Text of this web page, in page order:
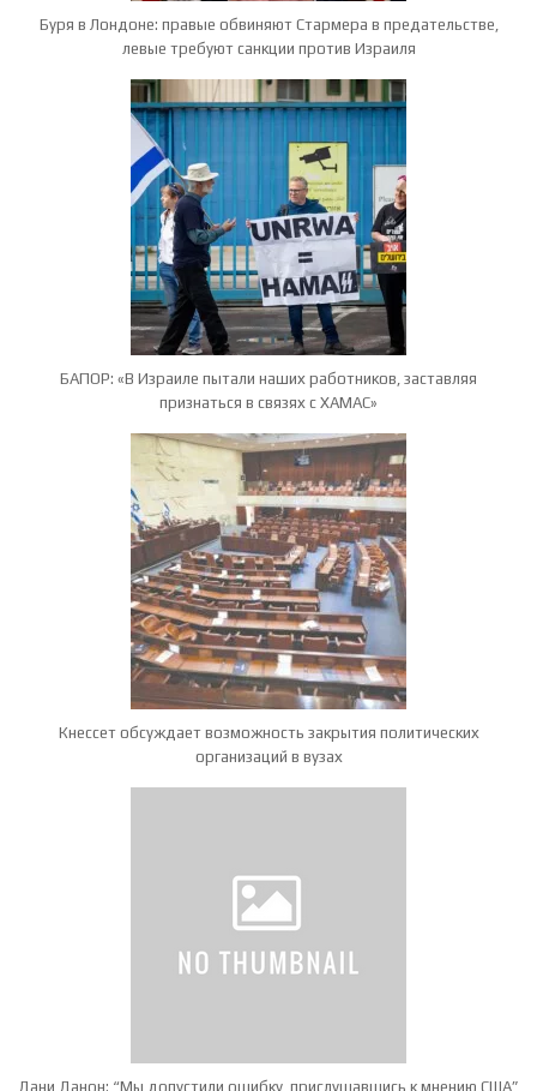
Буря в Лондоне: правые обвиняют Стармера в предательстве,
левые требуют санкции против Израиля
БАПОР: «В Израиле пытали наших работников, заставляя
признаться в связях с ХАМАС»
Кнессет обсуждает возможность закрытия политических
организаций в вузах
Дани Данон: “Мы допустили ошибку, прислушавшись к мнению США”